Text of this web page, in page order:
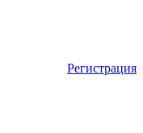
Регистрация